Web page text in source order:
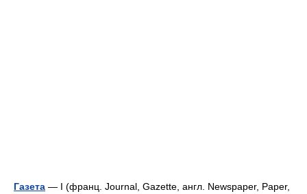
Газета — I (франц. Journal, Gazette, англ. Newspaper, Paper,